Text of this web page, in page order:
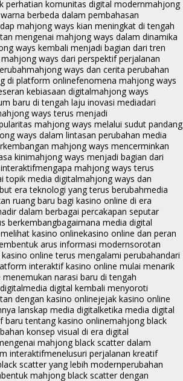
perhatian komunitas digital modernmahjong
berbeda dalam pembahasan
mahjong ways kian meningkat di tengah
mengenai mahjong ways dalam dinamika
ways kembali menjadi bagian dari tren
ways dari perspektif perjalanan
mahjong ways dan cerita perubahan
di platform onlinefenomena mahjong ways
kebiasaan digitalmahjong ways
baru di tengah laju inovasi mediadari
ways terus menjadi
mahjong ways melalui sudut pandang
ways dalam lintasan perubahan media
mahjong ways mencerminkan
kinimahjong ways menjadi bagian dari
mengapa mahjong ways terus
topik media digitalmahjong ways dan
era teknologi yang terus berubahmedia
ruang baru bagi kasino online di era
dalam berbagai percakapan seputar
berkembangbagaimana media digital
kasino onlinekasino online dan peran
arus informasi modernsorotan
online terus mengalami perubahandari
interaktif kasino online mulai menarik
narasi baru di tengah
media digital kembali menyoroti
dengan kasino onlinejejak kasino online
lanskap media digitalketika media digital
baru tentang kasino onlinemahjong black
konsep visual di era digital
mahjong black scatter dalam
interaktifmenelusuri perjalanan kreatif
scatter yang lebih modernperubahan
mahjong black scatter dengan